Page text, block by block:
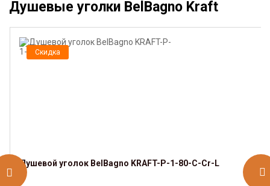
Душевые уголки BelBagno Kraft
Скидка
Душевой уголок BelBagno KRAFT-P-1-80-C-Cr-L